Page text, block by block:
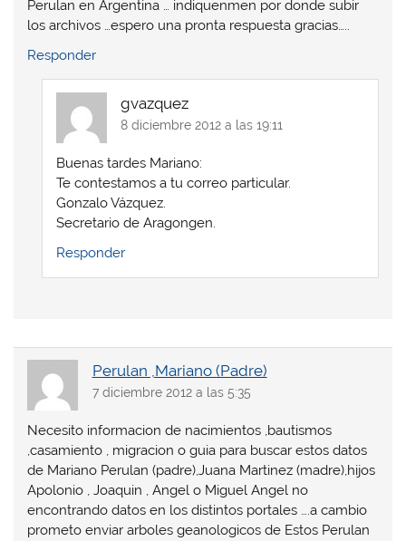
Perulan en Argentina … indiquenmen por donde subir
los archivos …espero una pronta respuesta gracias…..
Responder
gvazquez
8 diciembre 2012 a las 19:11
Buenas tardes Mariano:
Te contestamos a tu correo particular.
Gonzalo Vázquez.
Secretario de Aragongen.
Responder
Perulan ,Mariano (Padre)
7 diciembre 2012 a las 5:35
Necesito informacion de nacimientos ,bautismos
,casamiento , migracion o guia para buscar estos datos
de Mariano Perulan (padre),Juana Martinez (madre),hijos
Apolonio , Joaquin , Angel o Miguel Angel no
encontrando datos en los distintos portales ….a cambio
prometo enviar arboles geanologicos de Estos Perulan